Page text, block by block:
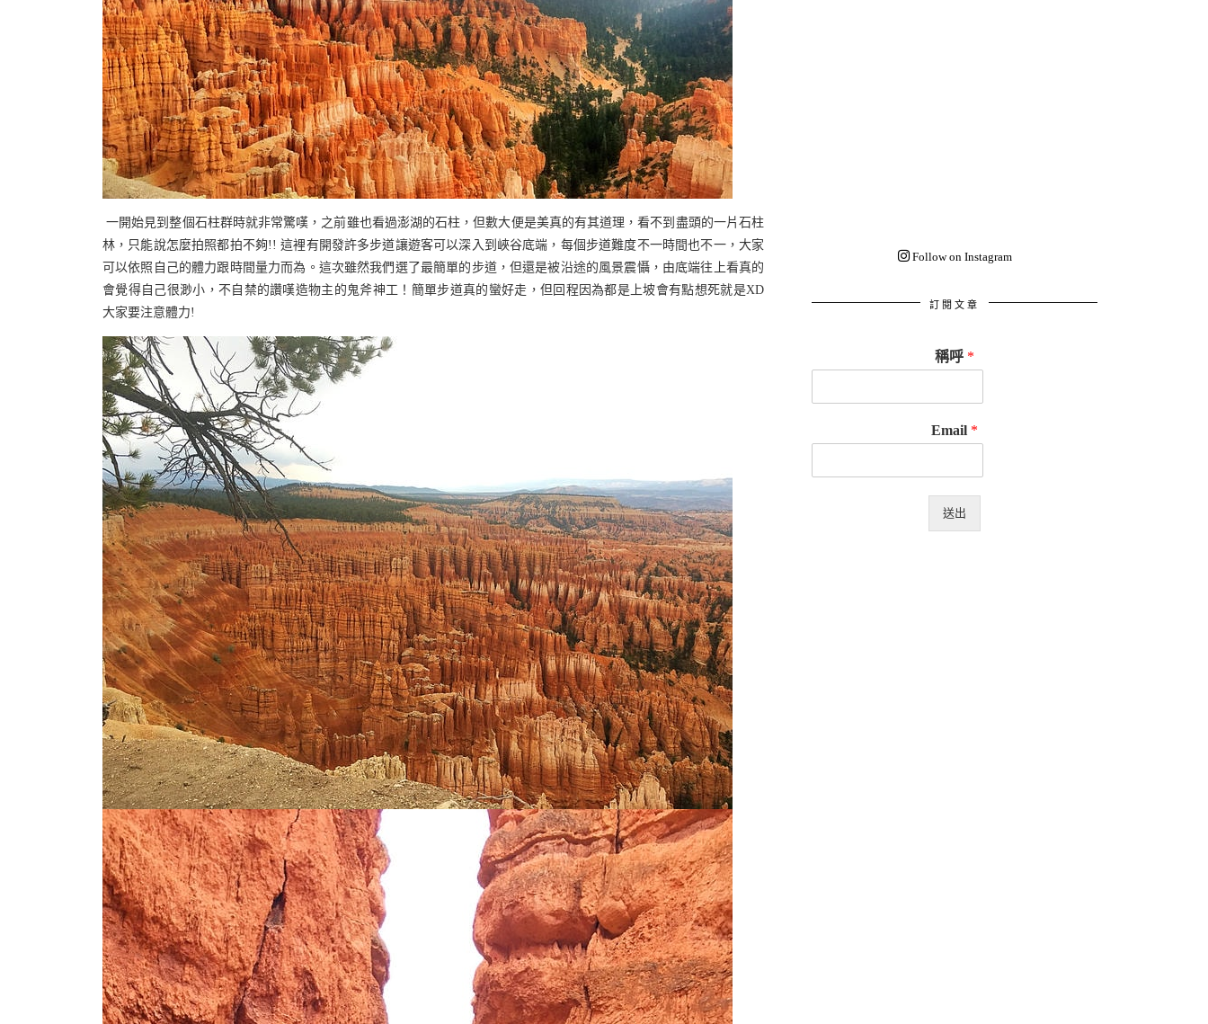
一開始見到整個石柱群時就非常驚嘆，之前雖也看過澎湖的石柱，但數大便是美真的有其道理，看不到盡頭的一片石柱
林，只能說怎麼拍照都拍不夠!! 這裡有開發許多步道讓遊客可以深入到峽谷底端，每個步道難度不一時間也不一，大家
可以依照自己的體力跟時間量力而為。這次雖然我們選了最簡單的步道，但還是被沿途的風景震懾，由底端往上看真的
會覺得自己很渺小，不自禁的讚嘆造物主的鬼斧神工！簡單步道真的蠻好走，但回程因為都是上坡會有點想死就是XD
大家要注意體力!
Follow on Instagram
訂閱文章
稱呼 *
Email *
送出